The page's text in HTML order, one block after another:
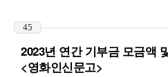
45
2023년 연간 기부금 모금액
<영화인신문고>